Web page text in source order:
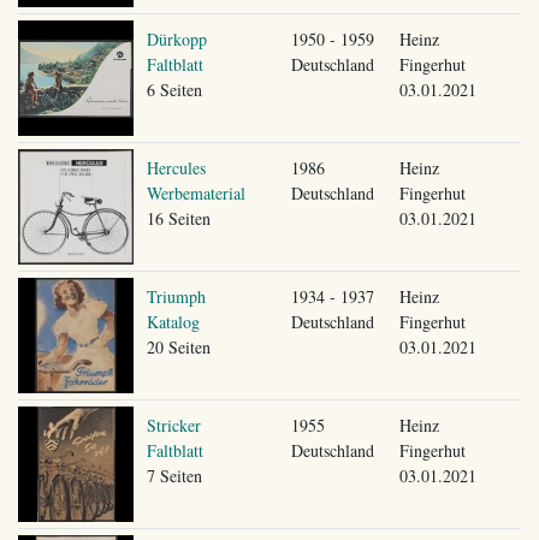
Dürkopp
Faltblatt
6 Seiten
1950 - 1959
Deutschland
Heinz
Fingerhut
03.01.2021
Hercules
Werbematerial
16 Seiten
1986
Deutschland
Heinz
Fingerhut
03.01.2021
Triumph
Katalog
20 Seiten
1934 - 1937
Deutschland
Heinz
Fingerhut
03.01.2021
Stricker
Faltblatt
7 Seiten
1955
Deutschland
Heinz
Fingerhut
03.01.2021